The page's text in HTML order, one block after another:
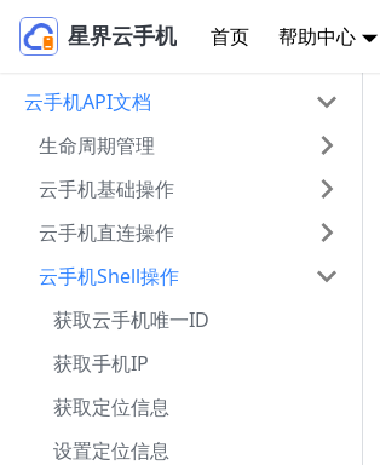
星界云手机 首页 帮助中心
云手机API文档
生命周期管理
云手机基础操作
云手机直连操作
云手机Shell操作
获取云手机唯一ID
获取手机IP
获取定位信息
设置定位信息